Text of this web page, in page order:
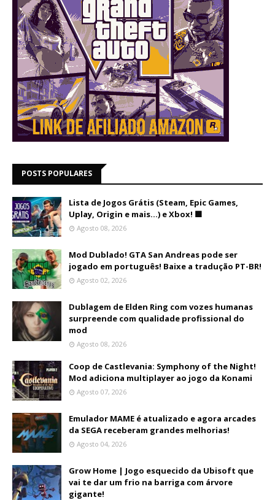
POSTS POPULARES
Lista de Jogos Grátis (Steam, Epic Games,
Uplay, Origin e mais...) e Xbox! 🟩
Agosto 08, 2026
Mod Dublado! GTA San Andreas pode ser
jogado em português! Baixe a tradução PT-BR!
Agosto 02, 2026
Dublagem de Elden Ring com vozes humanas
surpreende com qualidade profissional do
mod
Agosto 08, 2026
Coop de Castlevania: Symphony of the Night!
Mod adiciona multiplayer ao jogo da Konami
Agosto 07, 2026
Emulador MAME é atualizado e agora arcades
da SEGA receberam grandes melhorias!
Agosto 04, 2026
Grow Home | Jogo esquecido da Ubisoft que
vai te dar um frio na barriga com árvore
gigante!